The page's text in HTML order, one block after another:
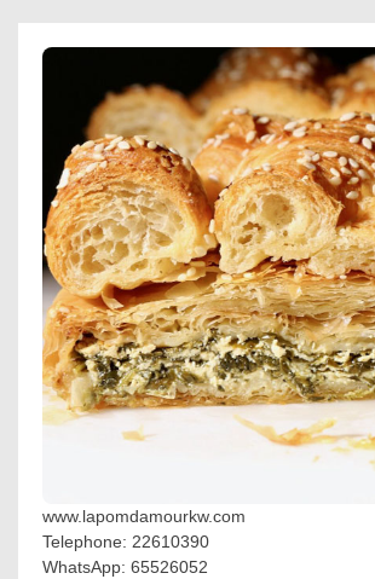
www.lapomdamourkw.com
Telephone: 22610390
WhatsApp: 65526052